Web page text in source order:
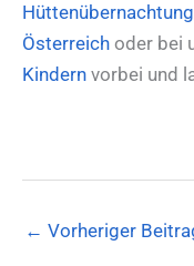
Österreich oder bei
Kindern vorbei und
← Vorheriger